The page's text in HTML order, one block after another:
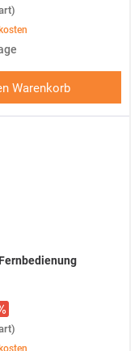
Warenkorb